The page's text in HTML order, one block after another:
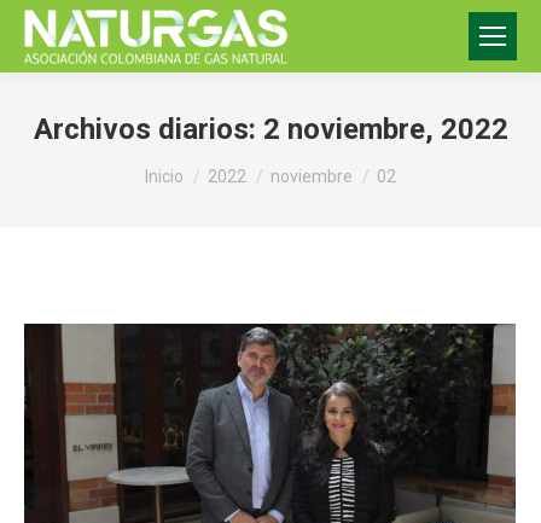
Archivos diarios: 2 noviembre, 2022
Estás aquí:
Inicio 2022 noviembre 02